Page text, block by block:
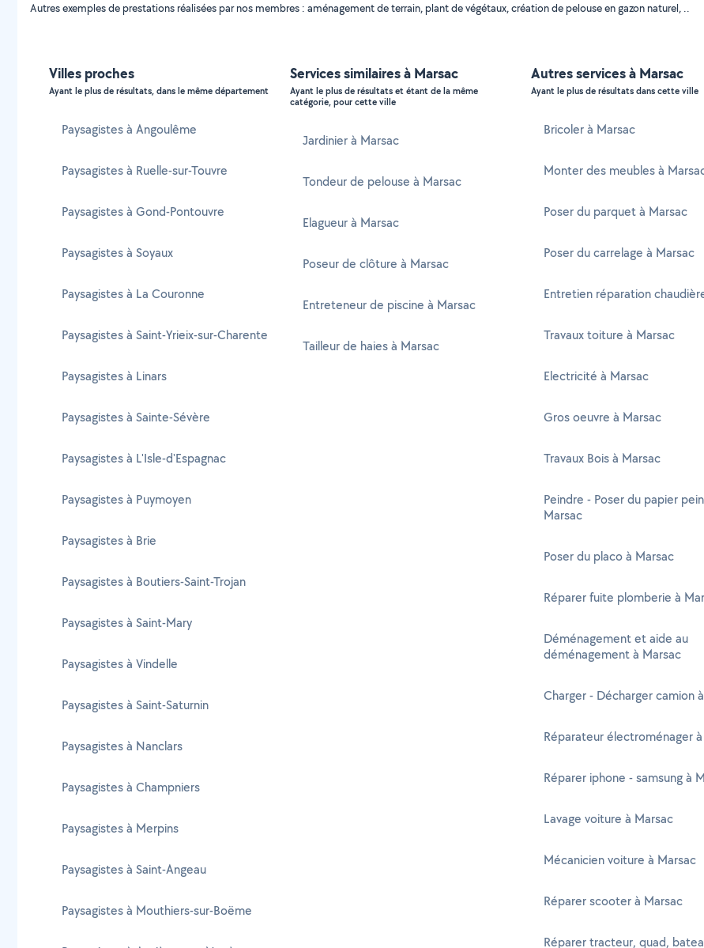
Autres exemples de prestations réalisées par nos membres : aménagement de terrain, plant de végétaux, création de pelouse en gazon naturel, ..
Villes proches
Ayant le plus de résultats, dans le même département
Paysagistes à Angoulême
Paysagistes à Ruelle-sur-Touvre
Paysagistes à Gond-Pontouvre
Paysagistes à Soyaux
Paysagistes à La Couronne
Paysagistes à Saint-Yrieix-sur-Charente
Paysagistes à Linars
Paysagistes à Sainte-Sévère
Paysagistes à L'Isle-d'Espagnac
Paysagistes à Puymoyen
Paysagistes à Brie
Paysagistes à Boutiers-Saint-Trojan
Paysagistes à Saint-Mary
Paysagistes à Vindelle
Paysagistes à Saint-Saturnin
Paysagistes à Nanclars
Paysagistes à Champniers
Paysagistes à Merpins
Paysagistes à Saint-Angeau
Paysagistes à Mouthiers-sur-Boëme
Services similaires à Marsac
Ayant le plus de résultats et étant de la même
catégorie, pour cette ville
Jardinier à Marsac
Tondeur de pelouse à Marsac
Elagueur à Marsac
Poseur de clôture à Marsac
Entreteneur de piscine à Marsac
Tailleur de haies à Marsac
Autres services à Marsac
Ayant le plus de résultats dans cette ville
Bricoler à Marsac
Monter des meubles à
Poser du parquet à Marsac
Poser du carrelage à Marsac
Entretien réparation
Travaux toiture à Marsac
Electricité à Marsac
Gros oeuvre à Marsac
Travaux Bois à Marsac
Peindre - Poser du papier
Marsac
Poser du placo à Marsac
Réparer fuite plomberie à
Déménagement et aide au
déménagement à Marsac
Charger - Décharger camion
Réparateur électroménager
Réparer iphone - samsung à
Lavage voiture à Marsac
Mécanicien voiture à Marsac
Réparer scooter à Marsac
Réparer tracteur, quad,